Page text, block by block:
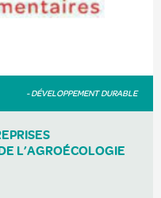
- DÉVELOPPEMENT DURABLE
L’AGROÉCOLOGIE